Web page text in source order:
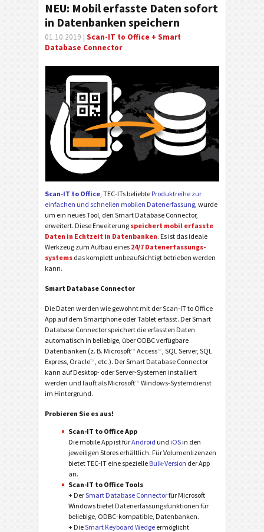
NEU: Mobil erfasste Daten sofort
in Datenbanken speichern
01.10.2019 | Scan-IT to Office + Smart
Database Connector
Scan-IT to Office , TEC-ITs beliebte Produktreihe zur
einfachen und schnellen mobilen Datenerfassung , wurde
um ein neues Tool, den Smart Database Connector,
erweitert. Diese Erweiterung speichert mobil erfasste
Daten in Echtzeit in Daten­banken. Es ist das ideale
Werkzeug zum Aufbau eines 24/7 Datenerfassungs­
systems das komplett unbeaufsichtigt betrieben werden
kann.
Smart Database Connector
Die Daten werden wie gewohnt mit der Scan-IT to Office
App auf dem Smartphone oder Tablet erfasst. Der Smart
Database Connector speichert die erfassten Daten
automatisch in beliebige, über ODBC verfügbare
Datenbanken (z. B. Microsoft™ Access™ , SQL Server, SQL
Express, Oracle™ , etc.). Der Smart Database Connector
kann auf Desktop- oder Server-Systemen installiert
werden und läuft als Microsoft™ Windows-Systemdienst
im Hintergrund.
Probieren Sie es aus!
Scan-IT to Office App
Die mobile App ist fürAndroid und iOS in den
jeweiligen Stores erhältlich. Für Volumenlizenzen
bietet TEC-IT eine spezielle Bulk-Version der App
an.
Scan-IT to Office Tools
+ DerSmart Database Connectorfür Microsoft
Windows bietet Datenerfassungsfunktionen für
beliebige, ODBC-kompatible, Datenbanken.
+ DieSmart Keyboard Wedge ermöglicht